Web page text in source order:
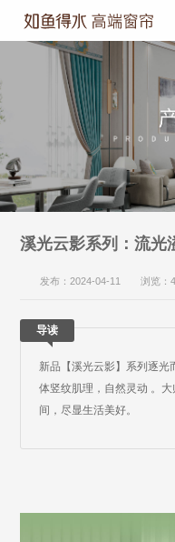
溪光云影系列：流光
发布：2024-04-11 浏览：
导读
新品【溪光云影】系列逐光
体竖纹肌理，自然灵动 。
间，尽显生活美好。